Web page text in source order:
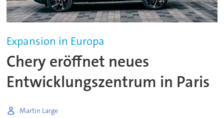
Expansion in Europa
Chery eröffnet neues
Entwicklungszentrum in Paris
Martin Large